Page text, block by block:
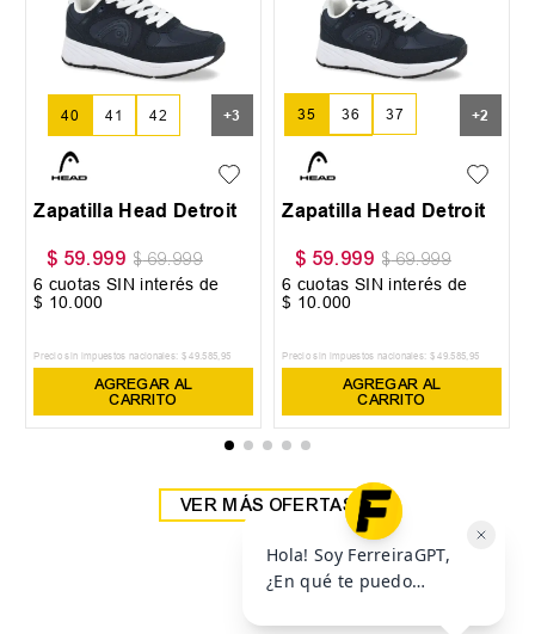
40 41 42 +3
Zapatilla Head Detroit
$ 59.999 $ 69.999
6 cuotas SIN interés de
$ 10 000
Precio sin impuestos nacionales: $ 49.585,95
AGREGAR AL
CARRITO
35 36 37
38
+2
Zapatilla Head Detroit
$ 59.999 $ 69.999
6 cuotas SIN interés de
$ 10 000
Precio sin impuestos nacionales: $ 49.585,95
AGREGAR AL
CARRITO
VER MÁS OFERTAS